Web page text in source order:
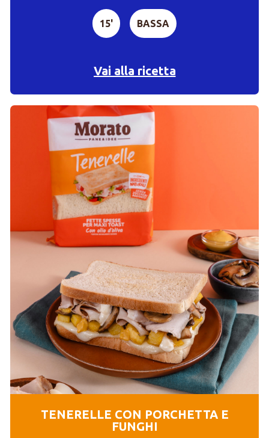
15' BASSA
Vai alla ricetta
TENERELLE CON PORCHETTA E
FUNGHI